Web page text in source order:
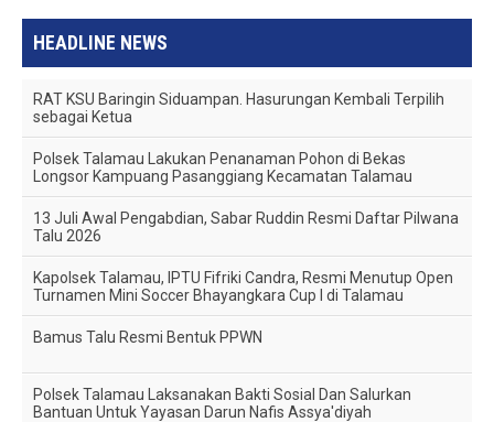
HEADLINE NEWS
RAT KSU Baringin Siduampan. Hasurungan Kembali Terpilih
sebagai Ketua
Polsek Talamau Lakukan Penanaman Pohon di Bekas
Longsor Kampuang Pasanggiang Kecamatan Talamau
13 Juli Awal Pengabdian, Sabar Ruddin Resmi Daftar Pilwana
Talu 2026
Kapolsek Talamau, IPTU Fifriki Candra, Resmi Menutup Open
Turnamen Mini Soccer Bhayangkara Cup I di Talamau
Bamus Talu Resmi Bentuk PPWN
Polsek Talamau Laksanakan Bakti Sosial Dan Salurkan
Bantuan Untuk Yayasan Darun Nafis Assya'diyah